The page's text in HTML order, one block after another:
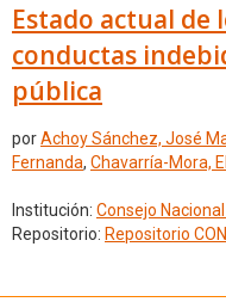
Estado actual de
conductas
pública
porAchoy Sánchez, José
Fernanda, Chavarría-Mora,
Institución: Consejo
Repositorio: Repositorio